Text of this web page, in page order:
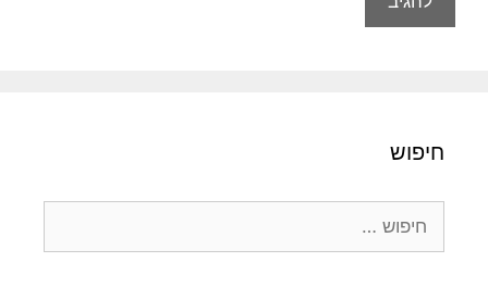
חיפוש